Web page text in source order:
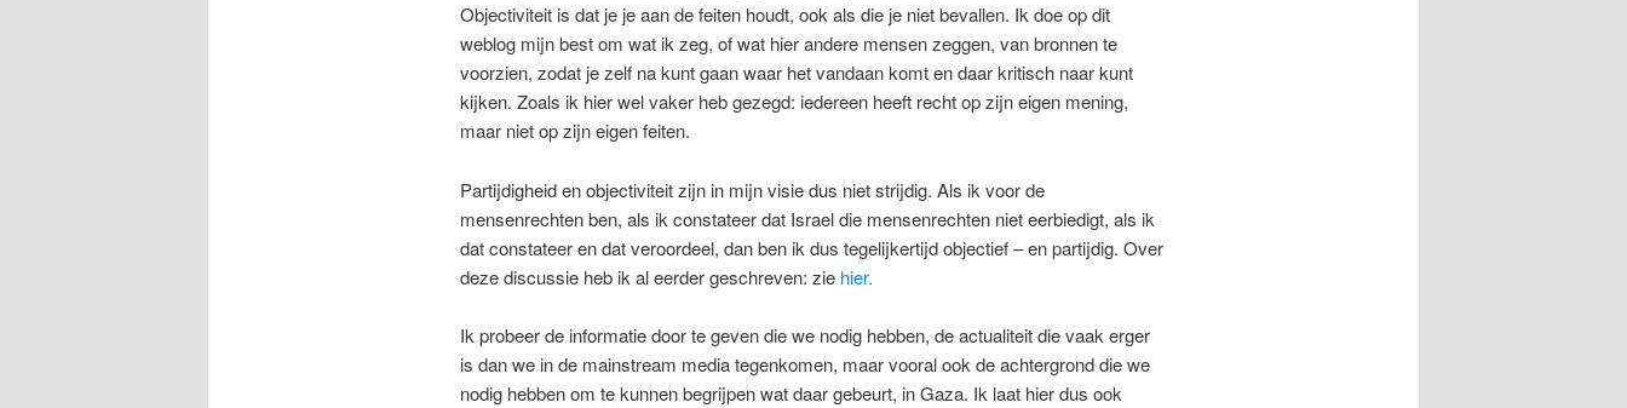
Objectiviteit is dat je je aan de feiten houdt, ook als die je niet bevallen. Ik doe op dit
weblog mijn best om wat ik zeg, of wat hier andere mensen zeggen, van bronnen te
voorzien, zodat je zelf na kunt gaan waar het vandaan komt en daar kritisch naar kunt
kijken. Zoals ik hier wel vaker heb gezegd: iedereen heeft recht op zijn eigen mening,
maar niet op zijn eigen feiten.
Partijdigheid en objectiviteit zijn in mijn visie dus niet strijdig. Als ik voor de
mensenrechten ben, als ik constateer dat Israel die mensenrechten niet eerbiedigt, als ik
dat constateer en dat veroordeel, dan ben ik dus tegelijkertijd objectief – en partijdig. Over
deze discussie heb ik al eerder geschreven: zie hier.
Ik probeer de informatie door te geven die we nodig hebben, de actualiteit die vaak erger
is dan we in de mainstream media tegenkomen, maar vooral ook de achtergrond die we
nodig hebben om te kunnen begrijpen wat daar gebeurt, in Gaza. Ik laat hier dus ook